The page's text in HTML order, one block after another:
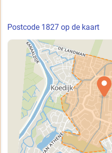
Postcode 1827 op de kaart